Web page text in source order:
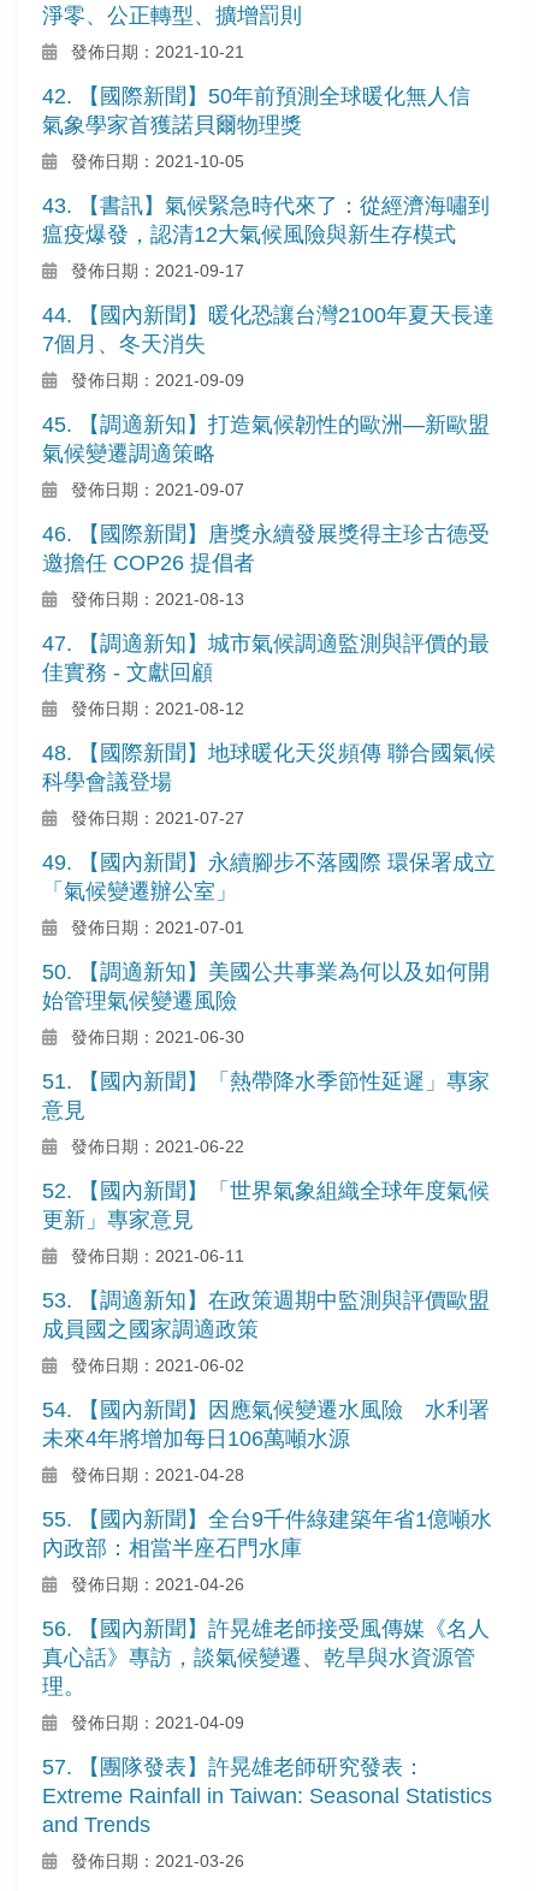
淨零、公正轉型、擴增罰則
發佈日期：2021-10-21
42. 【國際新聞】50年前預測全球暖化無人信
氣象學家首獲諾貝爾物理獎
發佈日期：2021-10-05
43. 【書訊】氣候緊急時代來了：從經濟海嘯到
瘟疫爆發，認清12大氣候風險與新生存模式
發佈日期：2021-09-17
44. 【國內新聞】暖化恐讓台灣2100年夏天長達
7個月、冬天消失
發佈日期：2021-09-09
45. 【調適新知】打造氣候韌性的歐洲—新歐盟
氣候變遷調適策略
發佈日期：2021-09-07
46. 【國際新聞】唐獎永續發展獎得主珍古德受
邀擔任 COP26 提倡者
發佈日期：2021-08-13
47. 【調適新知】城市氣候調適監測與評價的最
佳實務 - 文獻回顧
發佈日期：2021-08-12
48. 【國際新聞】地球暖化天災頻傳 聯合國氣候
科學會議登場
發佈日期：2021-07-27
49. 【國內新聞】永續腳步不落國際 環保署成立
「氣候變遷辦公室」
發佈日期：2021-07-01
50. 【調適新知】美國公共事業為何以及如何開
始管理氣候變遷風險
發佈日期：2021-06-30
51. 【國內新聞】「熱帶降水季節性延遲」專家
意見
發佈日期：2021-06-22
52. 【國內新聞】「世界氣象組織全球年度氣候
更新」專家意見
發佈日期：2021-06-11
53. 【調適新知】在政策週期中監測與評價歐盟
成員國之國家調適政策
發佈日期：2021-06-02
54. 【國內新聞】因應氣候變遷水風險 水利署
未來4年將增加每日106萬噸水源
發佈日期：2021-04-28
55. 【國內新聞】全台9千件綠建築年省1億噸水
內政部：相當半座石門水庫
發佈日期：2021-04-26
56. 【國內新聞】許晃雄老師接受風傳媒《名人
真心話》專訪，談氣候變遷、乾旱與水資源管
理。
發佈日期：2021-04-09
57. 【團隊發表】許晃雄老師研究發表：
Extreme Rainfall in Taiwan: Seasonal Statistics
and Trends
發佈日期：2021-03-26